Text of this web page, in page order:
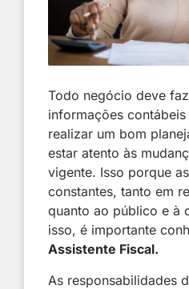
Todo negócio deve
informações
realizar um bom
estar atento às
vigente. Isso porque
constantes, tanto em
quanto ao público e à
isso, é importante
Assistente Fiscal.
As responsabilidades